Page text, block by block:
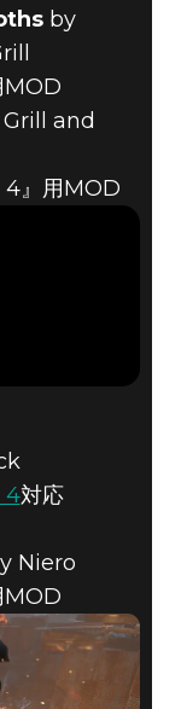
by
MOD
and
』用MOD
4対応
Niero
MOD